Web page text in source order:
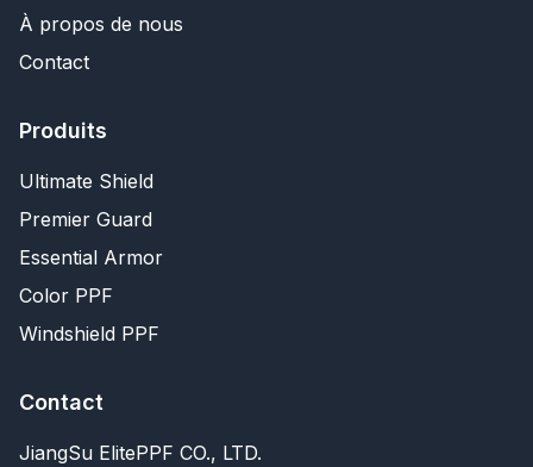
À propos de nous
Contact
Produits
Ultimate Shield
Premier Guard
Essential Armor
Color PPF
Windshield PPF
Contact
JiangSu ElitePPF CO., LTD.